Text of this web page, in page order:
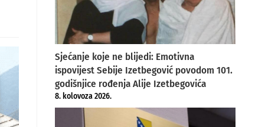
Sjećanje koje ne blijedi: Emotivna
ispovijest Sebije Izetbegović povodom 101.
godišnjice rođenja Alije Izetbegovića
8. kolovoza 2026.